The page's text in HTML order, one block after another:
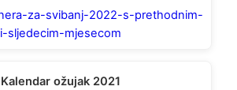
Kalendar ožujak 2021